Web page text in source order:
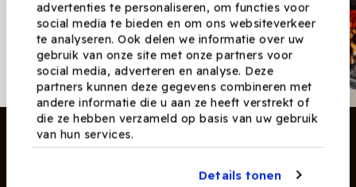
advertenties te personaliseren, om functies voor
social media te bieden en om ons websiteverkeer
te analyseren. Ook delen we informatie over uw
gebruik van onze site met onze partners voor
social media, adverteren en analyse. Deze
partners kunnen deze gegevens combineren met
andere informatie die u aan ze heeft verstrekt of
die ze hebben verzameld op basis van uw gebruik
van hun services.
Details tonen
Nieuwsbrief
Ontvang nieuwe recepten,
producten en tips maandelijks in
je mailbox.